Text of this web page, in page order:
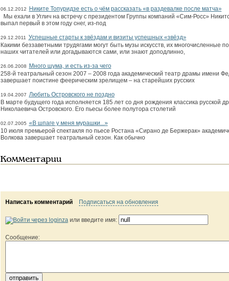
06.12.2012
Никите Топуридзе есть о чём рассказать «в раздевалке после матча»
Мы ехали в Углич на встречу с президентом Группы компаний «Сим-Росс»
выпал первый в этом году снег, из-под
29.12.2011
Успешные старты к звёздам и визиты успешных «звёзд»
Какими беззаветными трудягами могут быть музы искусств, их многочисленные
наших читателей или догадываются сами, или знают доподлинно,
26.06.2008
Много шума, и есть из-за чего
258-й театральный сезон 2007 – 2008 года академический театр драмы имени
завершает поистине феерическим зрелищем – на старейших русских
19.04.2007 Любить Островского не поздно
В марте будущего года исполняется 185 лет со дня рождения классика русской
Николаевича Островского. Его пьесы более полутора столетий
02.07.2005 «В шпаге у меня мурашки...»
10 июля премьерой спектакля по пьесе Ростана «Сирано де Бержерак»
Волкова завершает театральный сезон. Как обычно
Комментарии
Написать комментарий Подписаться на обновления
или введите имя:
Сообщение: